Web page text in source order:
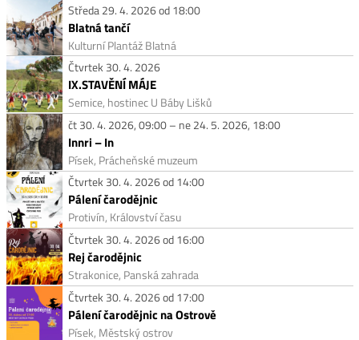
Středa 29. 4. 2026 od 18:00
Blatná tančí
Kulturní Plantáž Blatná
Čtvrtek 30. 4. 2026
IX.STAVĚNÍ MÁJE
Semice, hostinec U Báby Lišků
čt 30. 4. 2026, 09:00 – ne 24. 5. 2026, 18:00
Innri – In
Písek, Prácheňské muzeum
Čtvrtek 30. 4. 2026 od 14:00
Pálení čarodějnic
Protivín, Království času
Čtvrtek 30. 4. 2026 od 16:00
Rej čarodějnic
Strakonice, Panská zahrada
Čtvrtek 30. 4. 2026 od 17:00
Pálení čarodějnic na Ostrově
Písek, Městský ostrov